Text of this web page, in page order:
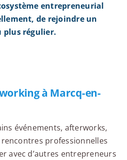
entrepreneurial
de rejoindre un
plus régulier.
à Marcq-en-
événements, afterworks,
professionnelles
avec d’autres entrepreneurs